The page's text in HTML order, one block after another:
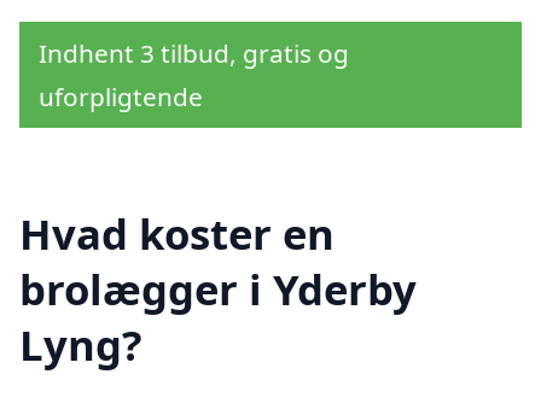
Indhent 3 tilbud, gratis og
uforpligtende
Hvad koster en
brolægger i Yderby
Lyng?